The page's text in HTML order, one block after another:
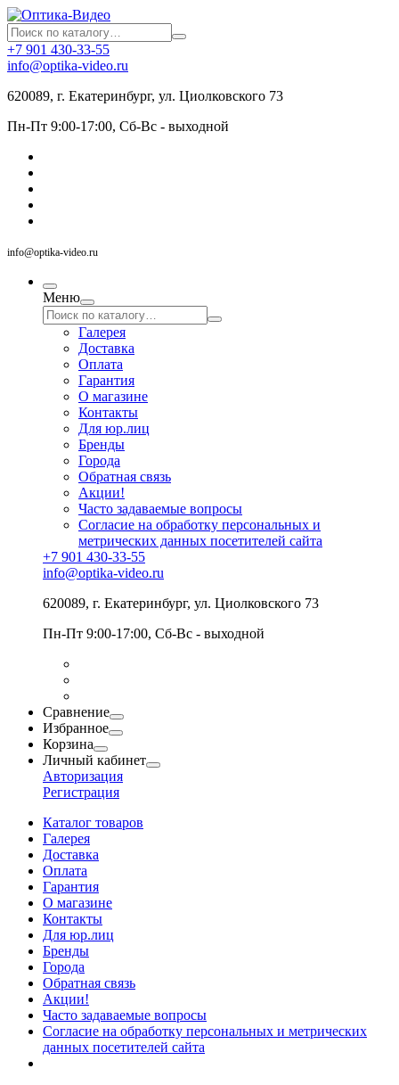
+7 901 430-33-55
info@optika-video.ru
620089, г. Екатеринбург, ул. Циолковского 73
Пн-Пт 9:00-17:00, Сб-Вс - выходной
info@optika-video.ru
Меню
Галерея
Доставка
Оплата
Гарантия
О магазине
Контакты
Для юр.лиц
Бренды
Города
Обратная связь
Акции!
Часто задаваемые вопросы
Согласие на обработку персональных и
метрических данных посетителей сайта
+7 901 430-33-55
info@optika-video.ru
620089, г. Екатеринбург, ул. Циолковского 73
Пн-Пт 9:00-17:00, Сб-Вс - выходной
Сравнение
Избранное
Корзина
Личный кабинет
Авторизация
Регистрация
Каталог товаров
Галерея
Доставка
Оплата
Гарантия
О магазине
Контакты
Для юр.лиц
Бренды
Города
Обратная связь
Акции!
Часто задаваемые вопросы
Согласие на обработку персональных и метрических
данных посетителей сайта